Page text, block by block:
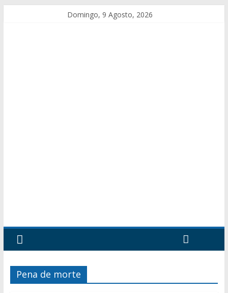
Domingo, 9 Agosto, 2026
Pena de morte